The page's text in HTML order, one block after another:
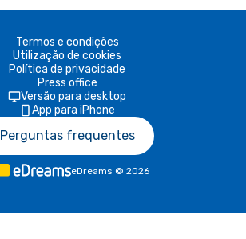
Termos e condições
Utilização de cookies
Política de privacidade
Press office
Versão para desktop
App para iPhone
Perguntas frequentes
eDreams © 2026